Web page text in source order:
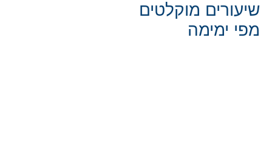
שיעורים מוקלטים
מפי ימימה